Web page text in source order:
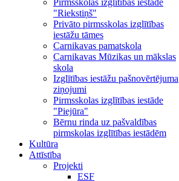
Pirmsskolas izglītības iestāde
"Riekstiņš"
Privāto pirmsskolas izglītības
iestāžu tāmes
Carnikavas pamatskola
Carnikavas Mūzikas un mākslas
skola
Izglītības iestāžu pašnovērtējuma
ziņojumi
Pirmsskolas izglītības iestāde
"Piejūra"
Bērnu rinda uz pašvaldības
pirmskolas izglītības iestādēm
Kultūra
Attīstība
Projekti
ESF